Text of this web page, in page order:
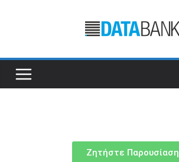
Ζητήστε Παρουσίαση